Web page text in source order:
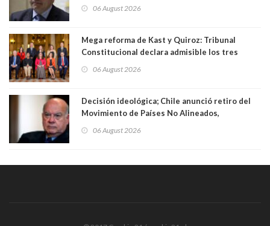
antecedentes a Tribunal Supremo
06 August 2026
Mega reforma de Kast y Quiroz: Tribunal
Constitucional declara admisible los tres
06 August 2026
Decisión ideológica; Chile anunció retiro del
Movimiento de Países No Alineados,
1971. Excanciller Insulza lamentó decisión
06 August 2026